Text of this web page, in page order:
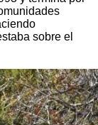
sobre el